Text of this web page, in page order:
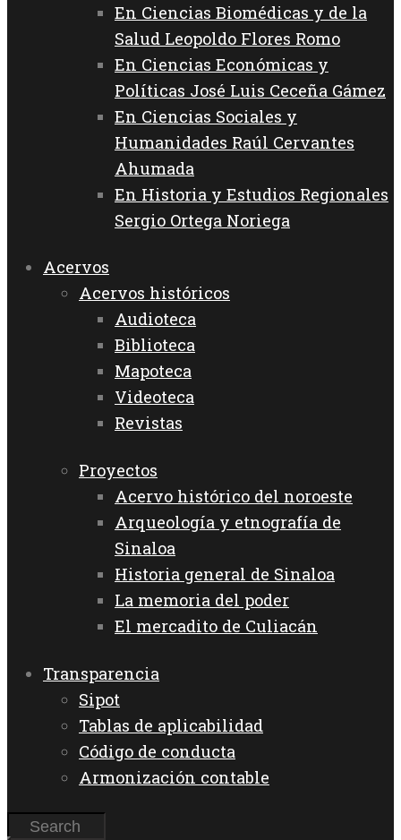
En Ciencias Biomédicas y de la
Salud Leopoldo Flores Romo
En Ciencias Económicas y
Políticas José Luis Ceceña Gámez
En Ciencias Sociales y
Humanidades Raúl Cervantes
Ahumada
En Historia y Estudios Regionales
Sergio Ortega Noriega
Acervos
Acervos históricos
Audioteca
Biblioteca
Mapoteca
Videoteca
Revistas
Proyectos
Acervo histórico del noroeste
Arqueología y etnografía de
Sinaloa
Historia general de Sinaloa
La memoria del poder
El mercadito de Culiacán
Transparencia
Sipot
Tablas de aplicabilidad
Código de conducta
Armonización contable